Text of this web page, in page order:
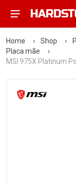
Home › Shop ›
Placa mãe
›
MSI 975X Platinum